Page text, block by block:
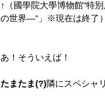
↑（國學院大學博物館”特
の世界―”」※現在は終了
あ！そういえば！
たまたま(?) 隣にスペシャ